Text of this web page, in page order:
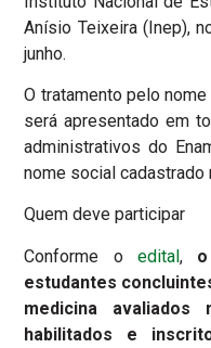
Anísio Teixeira (Inep),
junho.
O tratamento pelo
será apresentado em
administrativos do
nome social cadastrado
Quem deve participar
Conforme o edital,o
estudantes
medicina avaliados
habilitados e